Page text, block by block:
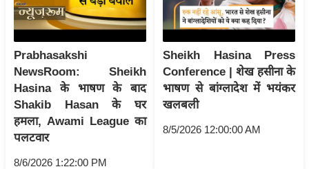
ध
र्म
स्थ
ल
व्र
त
त्यो
हा
र
Prabhasakshi
NewsRoom: Sheikh
Hasina के भाषण के बाद
Shakib Hasan के घर
हमला, Awami League का
पलटवार
8/6/2026 1:22:00 PM
Sheikh Hasina Press
Conference | शेख हसीना के
भाषण से बांग्लादेश में भयंकर
खलबली
8/5/2026 12:00:00 AM